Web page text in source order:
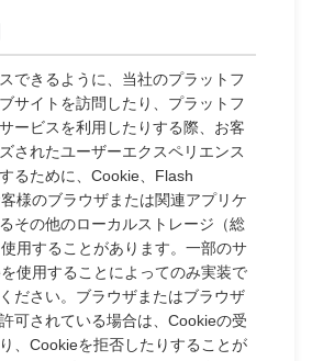
できるように、当社のプラットフ
サイトを訪問したり、プラットフ
ービスを利用したりする際、お客
されたユーザーエクスペリエンス
るために、Cookie、Flash
様のブラウザまたは関連アプリケ
その他のローカルストレージ（総
用することがあります。一部のサ
使用することによってのみ実装で
ださい。ブラウザまたはブラウザ
可されている場合は、Cookieの受
、Cookieを拒否したりすることが